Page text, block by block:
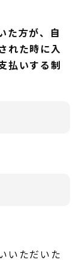
た方が、自
れた時に入
払いする制
いただいた